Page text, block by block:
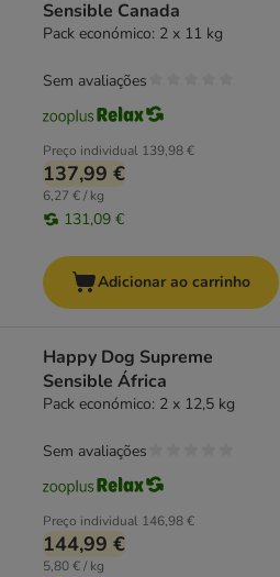
Sensible Canada
Pack económico: 2 x 11 kg
Preço individual 139,98 €
137,99 €
6,27 € / kg
131,09 €
Sem avaliações
Adicionar ao carrinho
Happy Dog Supreme
Sensible África
Pack económico: 2 x 12,5 kg
Preço individual 146,98 €
144,99 €
5,80 € / kg
Sem avaliações